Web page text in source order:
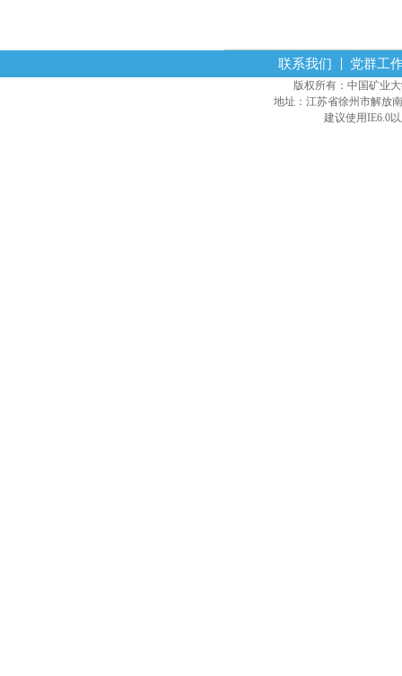
联系我们 党群工
版权所有：中国矿业
地址：江苏省徐州市解放
建议使用IE6.0